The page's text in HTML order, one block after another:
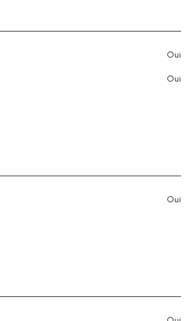
oui
oui
oui